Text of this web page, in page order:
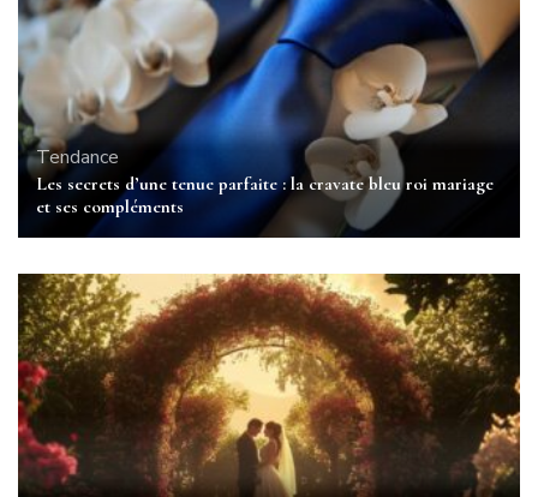
Tendance
Les secrets d’une tenue parfaite : la cravate bleu roi mariage
et ses compléments